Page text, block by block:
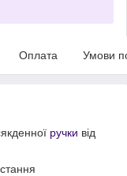
Оплата Умови
ручки від